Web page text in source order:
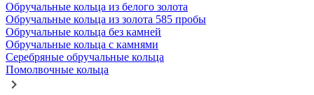
Обручальные кольца из белого золота
Обручальные кольца из золота 585 пробы
Обручальные кольца без камней
Обручальные кольца с камнями
Серебряные обручальные кольца
Помолвочные кольца